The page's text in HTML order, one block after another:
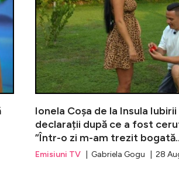
Ionela Coșa de la Insula
declarații după ce a fost
”Într-o zi m-am trezit
Emisiuni TV | Gabriela Gogu | 28